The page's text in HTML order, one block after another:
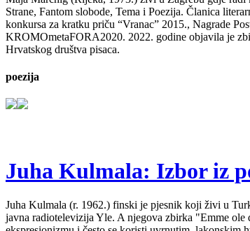
Strane, Fantom slobode, Tema i Poezija. Članica
konkursa za kratku priču “Vranac” 2015., Nagrade
KROMOmetaFORA2020. 2022. godine objavila je
Hrvatskog društva pisaca.
poezija
Juha Kulmala: Izbor iz
Juha Kulmala (r. 1962.) finski je pjesnik koji živi u
javna radiotelevizija Yle. A njegova zbirka "Emme